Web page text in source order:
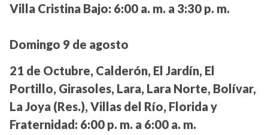
Villa Cristina Bajo: 6:00 a. m. a 3:30 p. m.
Domingo 9 de agosto
21 de Octubre, Calderón, El Jardín, El
Portillo, Girasoles, Lara, Lara Norte, Bolívar,
La Joya (Res.), Villas del Río, Florida y
Fraternidad: 6:00 p. m. a 6:00 a. m.